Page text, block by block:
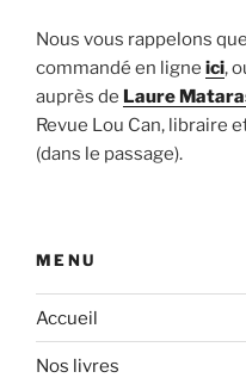
Nous vous rappelons
commandé en ligne ici,
auprès de Laure
Revue Lou Can, libraire
(dans le passage).
MENU
Accueil
Nos livres